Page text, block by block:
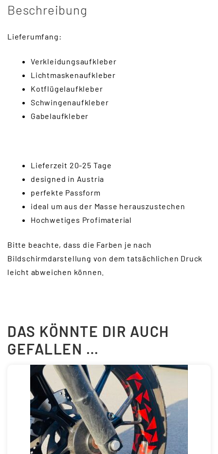
Beschreibung
Lieferumfang:
Verkleidungsaufkleber
Lichtmaskenaufkleber
Kotflügelaufkleber
Schwingenaufkleber
Gabelaufkleber
Lieferzeit 20-25 Tage
designed in Austria
perfekte Passform
ideal um aus der Masse herauszustechen
Hochwetiges Profimaterial
Bitte beachte, dass die Farben je nach
Bildschirmdarstellung von dem tatsächlichen Druck
leicht abweichen können.
DAS KÖNNTE DIR AUCH
GEFALLEN …